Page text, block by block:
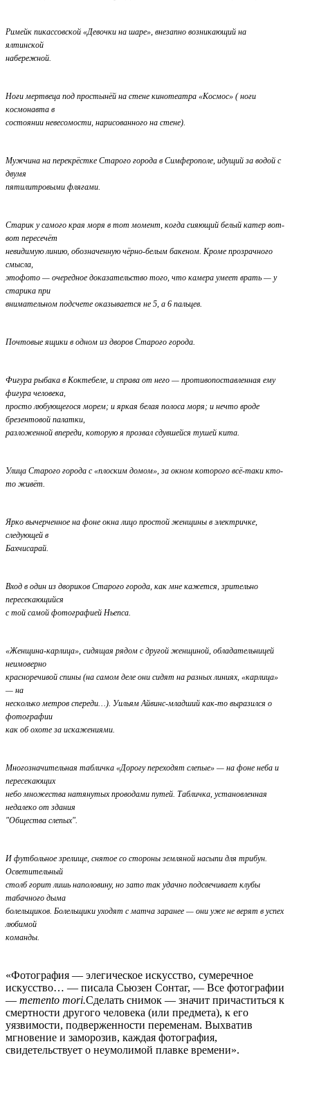
Римейк пикассовской «Девочки на шаре», внезапно возникающий на
ялтинской
набережной.
Ноги мертвеца под простынёй на стене кинотеатра «Космос» ( ноги
космонавта в
состоянии невесомости, нарисованного на стене).
Мужчина на перекрёстке Старого города в Симферополе, идущий за водой с
двумя
пятилитровыми флягами.
Старик у самого края моря в тот момент, когда сияющий белый катер вот-
вот пересечёт
невидимую линию, обозначенную чёрно-белым бакеном. Кроме прозрачного
смысла,
этофото — очередное доказательство того, что камера умеет врать — у
старика при
внимательном подсчете оказывается не 5, а 6 пальцев.
Почтовые ящики в одном из дворов Старого города.
Фигура рыбака в Коктебеле, и справа от него — противопоставленная ему
фигура человека,
просто любующегося морем; и яркая белая полоса моря; и нечто вроде
брезентовой палатки,
разложенной впереди, которую я прозвал сдувшейся тушей кита.
Улица Старого города с «плоским домом», за окном которого всё-таки кто-
то живёт.
Ярко вычерченное на фоне окна лицо простой женщины в электричке,
следующей в
Бахчисарай.
Вход в один из двориков Старого города, как мне кажется, зрительно
пересекающийся
с той самой фотографией Ньепса.
«Женщина-карлица», сидящая рядом с другой женщиной, обладательницей
неимоверно
красноречивой спины (на самом деле они сидят на разных линиях, «карлица»
— на
несколько метров спереди…). Уильям Айвинс-младший как-то выразился о
фотографии
как об охоте за искажениями.
Многозначительная табличка «Дорогу переходят слепые» — на фоне неба и
пересекающих
небо множества натянутых проводами путей. Табличка, установленная
недалеко от здания
"Общества слепых".
И футбольное зрелище, снятое со стороны земляной насыпи для трибун.
Осветительный
столб горит лишь наполовину, но зато так удачно подсвечивает клубы
табачного дыма
болельщиков. Болельщики уходят с матча заранее — они уже не верят в успех
любимой
команды.
«Фотография — элегическое искусство, сумеречное
искусство… — писала Сьюзен Сонтаг, — Все фотографии
— memento mori.Сделать снимок — значит причаститься к
смертности другого человека (или предмета), к его
уязвимости, подверженности переменам. Выхватив
мгновение и заморозив, каждая фотография,
свидетельствует о неумолимой плавке времени».